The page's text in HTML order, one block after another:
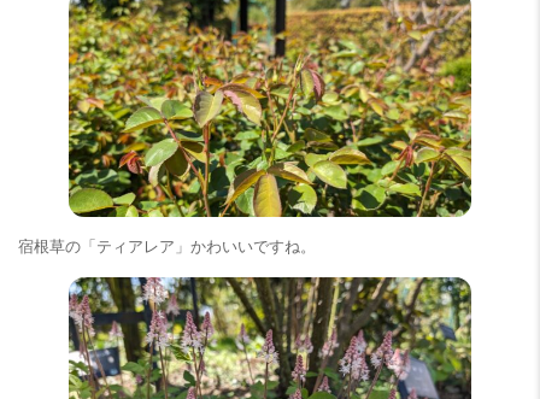
宿根草の「ティアレア」かわいいですね。